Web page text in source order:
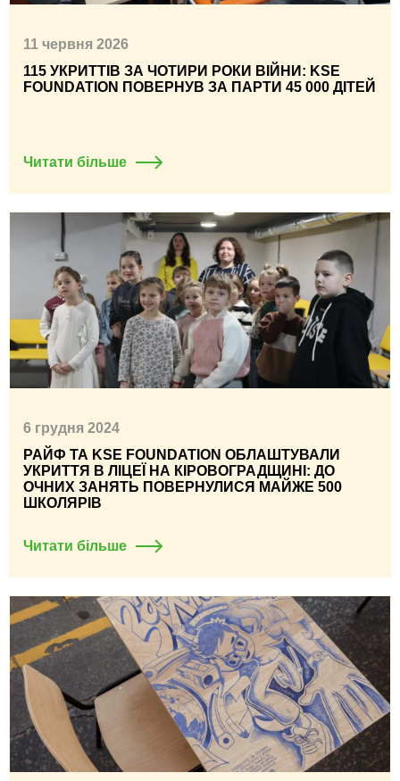
11 червня 2026
115 УКРИТТІВ ЗА ЧОТИРИ РОКИ ВІЙНИ: KSE
FOUNDATION ПОВЕРНУВ ЗА ПАРТИ 45 000 ДІТЕЙ
Читати більше
6 грудня 2024
РАЙФ ТА KSE FOUNDATION ОБЛАШТУВАЛИ
УКРИТТЯ В ЛІЦЕЇ НА КІРОВОГРАДЩИНІ: ДО
ОЧНИХ ЗАНЯТЬ ПОВЕРНУЛИСЯ МАЙЖЕ 500
ШКОЛЯРІВ
Читати більше